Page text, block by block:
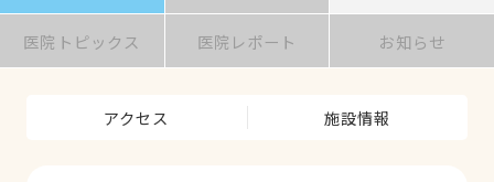
医院トピックス 医院レポート お知らせ
アクセス 施設情報